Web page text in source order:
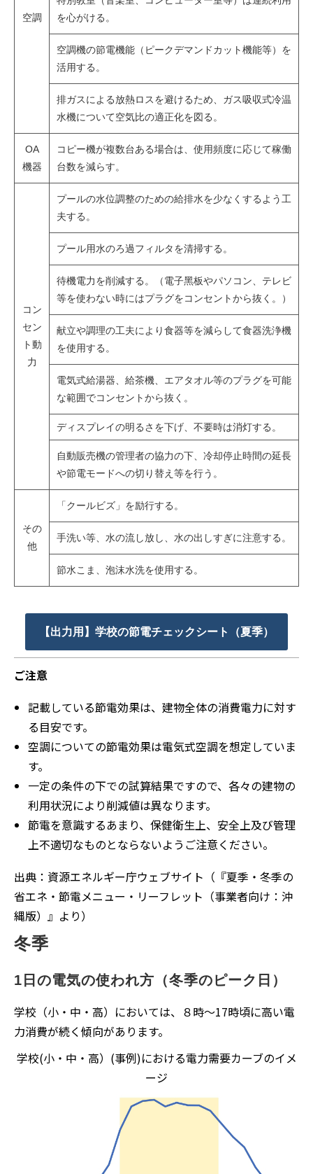
空調
を⼼がける。
空調機の節電機能（ピークデマンドカット機能等）を
活用する。
排ガスによる放熱ロスを避けるため、ガス吸収式冷温
水機について空気比の適正化を図る。
OA
機器
コピー機が複数台ある場合は、使用頻度に応じて稼働
台数を減らす。
コン
セン
ト動
力
プールの⽔位調整のための給排⽔を少なくするよう⼯
夫する。
プール⽤⽔のろ過フィルタを清掃する。
待機電⼒を削減する。（電⼦⿊板やパソコン、テレビ
等を使わない時にはプラグをコンセントから抜く。）
献⽴や調理の⼯夫により⾷器等を減らして⾷器洗浄機
を使⽤する。
電気式給湯器、給茶機、エアタオル等のプラグを可能
な範囲でコンセントから抜く。
ディスプレイの明るさを下げ、不要時は消灯する。
自動販売機の管理者の協力の下、冷却停止時間の延長
や節電モードへの切り替え等を行う。
その
他
「クールビズ」を励行する。
⼿洗い等、⽔の流し放し、⽔の出しすぎに注意する。
節⽔こま、泡沫⽔洗を使⽤する。
【出力用】学校の節電チェックシート（夏季）
ご注意
記載している節電効果は、建物全体の消費電⼒に対す
る⽬安です。
空調についての節電効果は電気式空調を想定していま
す。
⼀定の条件の下での試算結果ですので、各々の建物の
利⽤状況により削減値は異なります。
節電を意識するあまり、保健衛⽣上、安全上及び管理
上不適切なものとならないようご注意ください。
出典：資源エネルギー庁ウェブサイト（『夏季・冬季の
省エネ・節電メニュー・リーフレット（事業者向け：沖
縄版）』より）
冬季
1日の電気の使われ方（冬季のピーク日）
学校（小・中・高）においては、８時～17時頃に高い電
力消費が続く傾向があります。
学校(小・中・高）(事例)における電力需要カーブのイメ
ージ